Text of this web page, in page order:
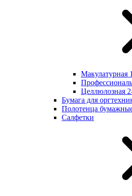
Макулатурная
Целлюлозная
Бумага для
Полотенца
Салфетки